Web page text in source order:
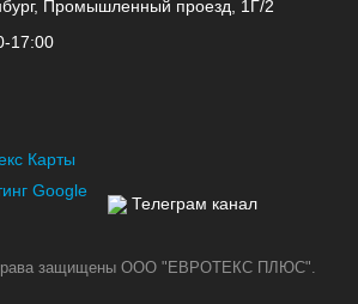
Промышленный проезд, 1Г/2
17:00
Телеграм канал
защищены ООО "ЕВРОТЕКС ПЛЮС".